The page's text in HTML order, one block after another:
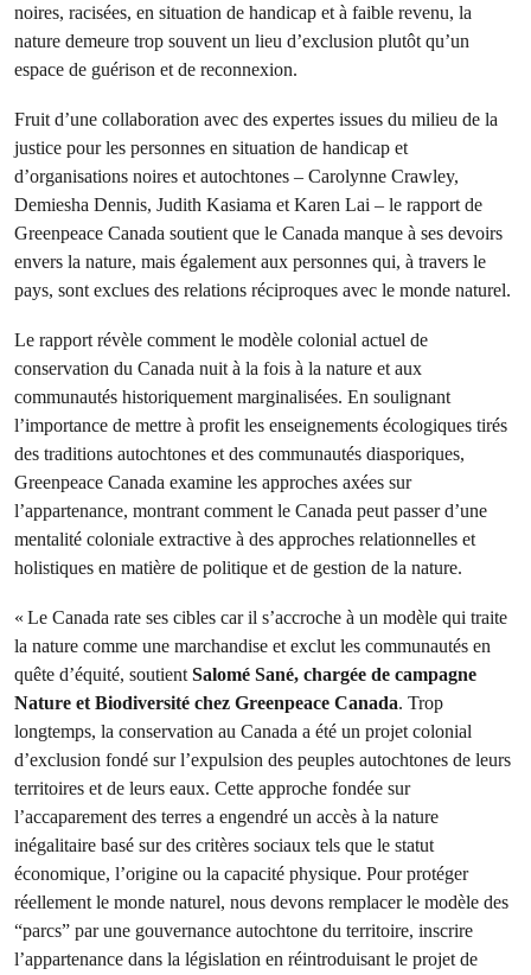
noires, racisées, en situation de handicap et à faible revenu, la
nature demeure trop souvent un lieu d’exclusion plutôt qu’un
espace de guérison et de reconnexion.
Fruit d’une collaboration avec des expertes issues du milieu de la
justice pour les personnes en situation de handicap et
d’organisations noires et autochtones – Carolynne Crawley,
Demiesha Dennis, Judith Kasiama et Karen Lai – le rapport de
Greenpeace Canada soutient que le Canada manque à ses devoirs
envers la nature, mais également aux personnes qui, à travers le
pays, sont exclues des relations réciproques avec le monde naturel.
Le rapport révèle comment le modèle colonial actuel de
conservation du Canada nuit à la fois à la nature et aux
communautés historiquement marginalisées. En soulignant
l’importance de mettre à profit les enseignements écologiques tirés
des traditions autochtones et des communautés diasporiques,
Greenpeace Canada examine les approches axées sur
l’appartenance, montrant comment le Canada peut passer d’une
mentalité coloniale extractive à des approches relationnelles et
holistiques en matière de politique et de gestion de la nature.
« Le Canada rate ses cibles car il s’accroche à un modèle qui traite
la nature comme une marchandise et exclut les communautés en
quête d’équité, soutientSalomé Sané, chargée de campagne
Nature et Biodiversité chez Greenpeace Canada. Trop
longtemps, la conservation au Canada a été un projet colonial
d’exclusion fondé sur l’expulsion des peuples autochtones de leurs
territoires et de leurs eaux. Cette approche fondée sur
l’accaparement des terres a engendré un accès à la nature
inégalitaire basé sur des critères sociaux tels que le statut
économique, l’origine ou la capacité physique. Pour protéger
réellement le monde naturel, nous devons remplacer le modèle des
“parcs” par une gouvernance autochtone du territoire, inscrire
l’appartenance dans la législation en réintroduisant le projet de